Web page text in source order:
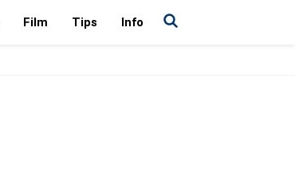
Film Tips Info